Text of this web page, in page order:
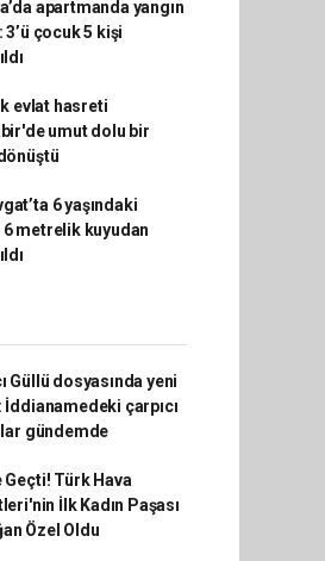
apartmanda yangın
3’ü çocuk 5 kişi
evlat hasreti
umut dolu bir
6 yaşındaki
metrelik kuyudan
Güllü dosyasında yeni
İddianamedeki çarpıcı
gündemde
Geçti! Türk Hava
İlk Kadın Paşası
Özel Oldu